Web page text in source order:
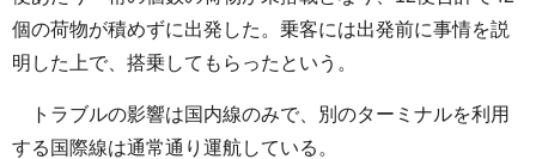
個の荷物が積めずに出発した。乗客には出発前に事情を説
明した上で、搭乗してもらったという。
トラブルの影響は国内線のみで、別のターミナルを利用
する国際線は通常通り運航している。